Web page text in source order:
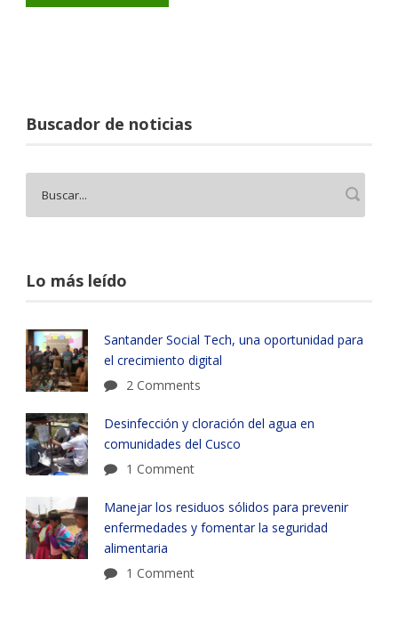
Buscador de noticias
Lo más leído
Santander Social Tech, una oportunidad para
el crecimiento digital
2 Comments
Desinfección y cloración del agua en
comunidades del Cusco
1 Comment
Manejar los residuos sólidos para prevenir
enfermedades y fomentar la seguridad
alimentaria
1 Comment